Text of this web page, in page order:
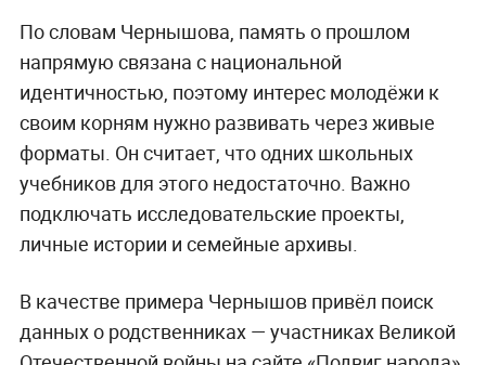
По словам Чернышова, память о прошлом
напрямую связана с национальной
идентичностью, поэтому интерес молодёжи к
своим корням нужно развивать через живые
форматы. Он считает, что одних школьных
учебников для этого недостаточно. Важно
подключать исследовательские проекты,
личные истории и семейные архивы.
В качестве примера Чернышов привёл поиск
данных о родственниках — участниках Великой